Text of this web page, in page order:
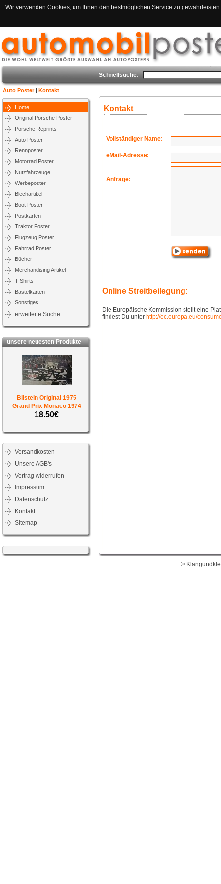
Wir verwenden Cookies, um Ihnen den bestmöglichen Service zu
Schnellsuche:
Auto Poster| Kontakt
Home
Original Porsche Poster
Porsche Reprints
Auto Poster
Rennposter
Motorrad Poster
Nutzfahrzeuge
Werbeposter
Blechartikel
Boot Poster
Postkarten
Traktor Poster
Flugzeug Poster
Fahrrad Poster
Bücher
Merchandising Artikel
T-Shirts
Bastelkarten
Sonstiges
erweiterte Suche
unsere neuesten Produkte
Bilstein Original 1975
Grand Prix Monaco 1974
18.50€
Versandkosten
Unsere AGB's
Vertrag widerrufen
Impressum
Datenschutz
Kontakt
Sitemap
Kontakt
Vollständiger Name:
eMail-Adresse:
Anfrage:
Online Streitbeilegung:
Die Europäische Kommission stellt eine
findest Du unter http://ec.europa.eu/
©